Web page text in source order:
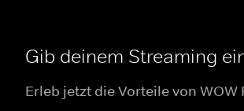
Gib deinem Streaming
Erleb jetzt die Vorteile von WOW